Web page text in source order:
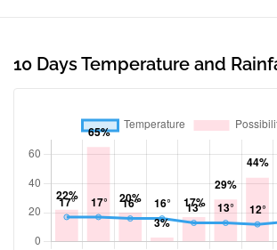
10 Days Temperature and